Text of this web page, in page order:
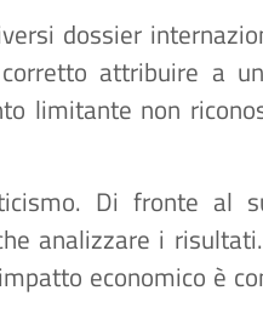
dossier
attribuire a
limitante non
Di fronte al
analizzare i
economico è